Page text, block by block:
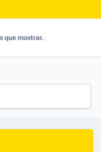
que mostrar.